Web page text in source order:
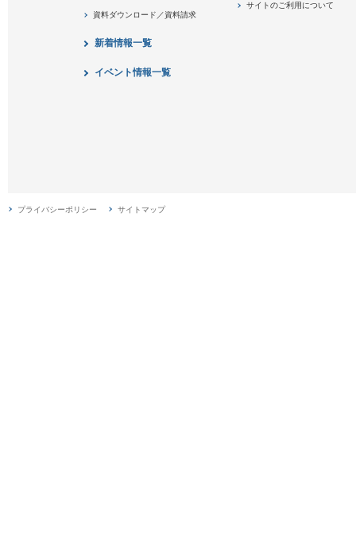
資料ダウンロード／資料請求
新着情報一覧
イベント情報一覧
サイトのご利用について
プライバシーポリシー サイトマップ